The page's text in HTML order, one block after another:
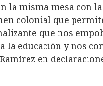
la misma mesa con
colonial que
que nos
la educación y nos
en